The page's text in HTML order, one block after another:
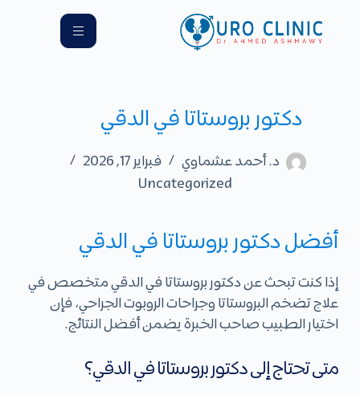
دكتور بروستاتا في الدقي
د. أحمد عشماوي
فبراير 17, 2026
Uncategorized
أفضل دكتور بروستاتا في الدقي
إذا كنت تبحث عندكتور بروستاتا في الدقيمتخصص في
علاج تضخم البروستاتا وجراحات الروبوت الجراحي، فإن
اختيار الطبيب صاحب الخبرة يضمن أفضل النتائج.
متى تحتاج إلى دكتور بروستاتا في الدقي؟